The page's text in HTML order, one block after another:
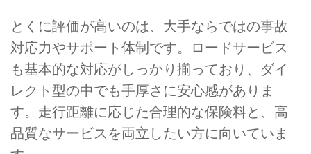
とくに評価が高いのは、大手ならではの事故
対応力やサポート体制です。ロードサービス
も基本的な対応がしっかり揃っており、ダイ
レクト型の中でも手厚さに安心感がありま
す。走行距離に応じた合理的な保険料と、高
品質なサービスを両立したい方に向いていま